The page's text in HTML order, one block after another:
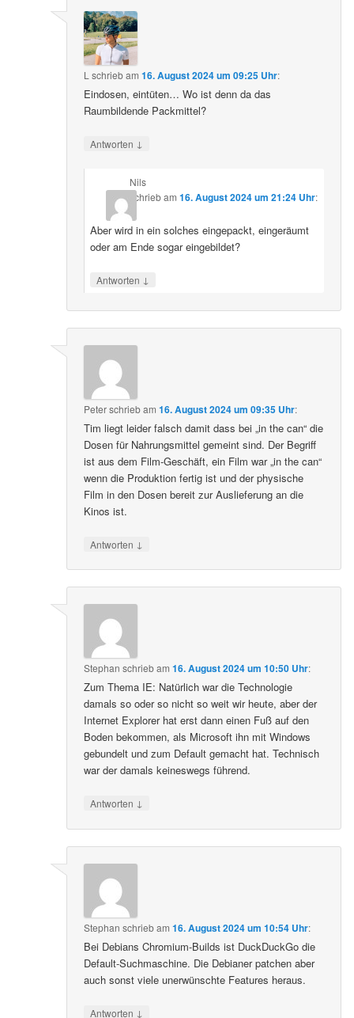
L schriebam16. August 2024 um 09:25 Uhr:
Eindosen, eintüten… Wo ist denn da das
Raumbildende Packmittel?
Antworten ↓
Nils
schriebam 16. August 2024 um 21:24 Uhr:
Aber wird in ein solches eingepackt, eingeräumt
oder am Ende sogar eingebildet?
Antworten ↓
Peterschriebam16. August 2024 um 09:35 Uhr:
Tim liegt leider falsch damit dass bei „in the can“ die
Dosen für Nahrungsmittel gemeint sind. Der Begriff
ist aus dem Film-Geschäft, ein Film war „in the can“
wenn die Produktion fertig ist und der physische
Film in den Dosen bereit zur Auslieferung an die
Kinos ist.
Antworten ↓
Stephan schriebam16. August 2024 um 10:50 Uhr:
Zum Thema IE: Natürlich war die Technologie
damals so oder so nicht so weit wir heute, aber der
Internet Explorer hat erst dann einen Fuß auf den
Boden bekommen, als Microsoft ihn mit Windows
gebundelt und zum Default gemacht hat. Technisch
war der damals keineswegs führend.
Antworten ↓
Stephan schriebam16. August 2024 um 10:54 Uhr:
Bei Debians Chromium-Builds ist DuckDuckGo die
Default-Suchmaschine. Die Debianer patchen aber
auch sonst viele unerwünschte Features heraus.
Antworten ↓